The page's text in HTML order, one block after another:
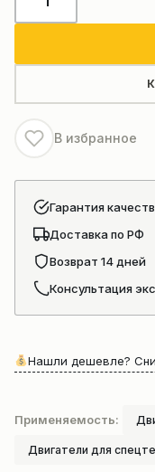
товара
Komatsu
WA150-
5
В избранное
Гарантия
Доставка по РФ
Возврат 14 дней
Консультация
Нашли дешевле?
Применяемость:
Двигатели для